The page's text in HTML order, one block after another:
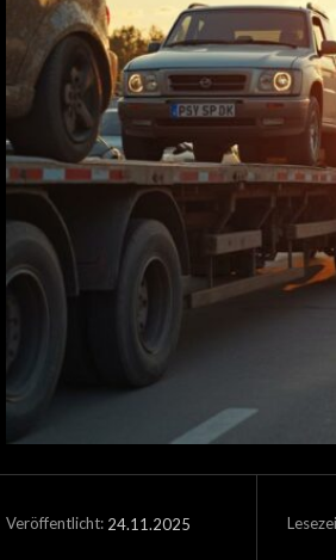
Veröffentlicht: 24.11.2025